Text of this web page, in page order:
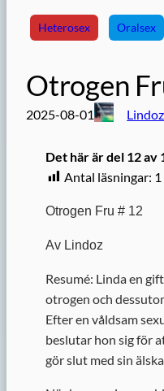
Heterosex Oralsex
Otrogen
2025-08-01 Lindoz
Det här är del 12 av
Antal läsningar:
Otrogen Fru # 12
Av Lindoz
Resumé: Linda en
otrogen och
Efter en våldsam
beslutar hon sig för
gör slut med sin